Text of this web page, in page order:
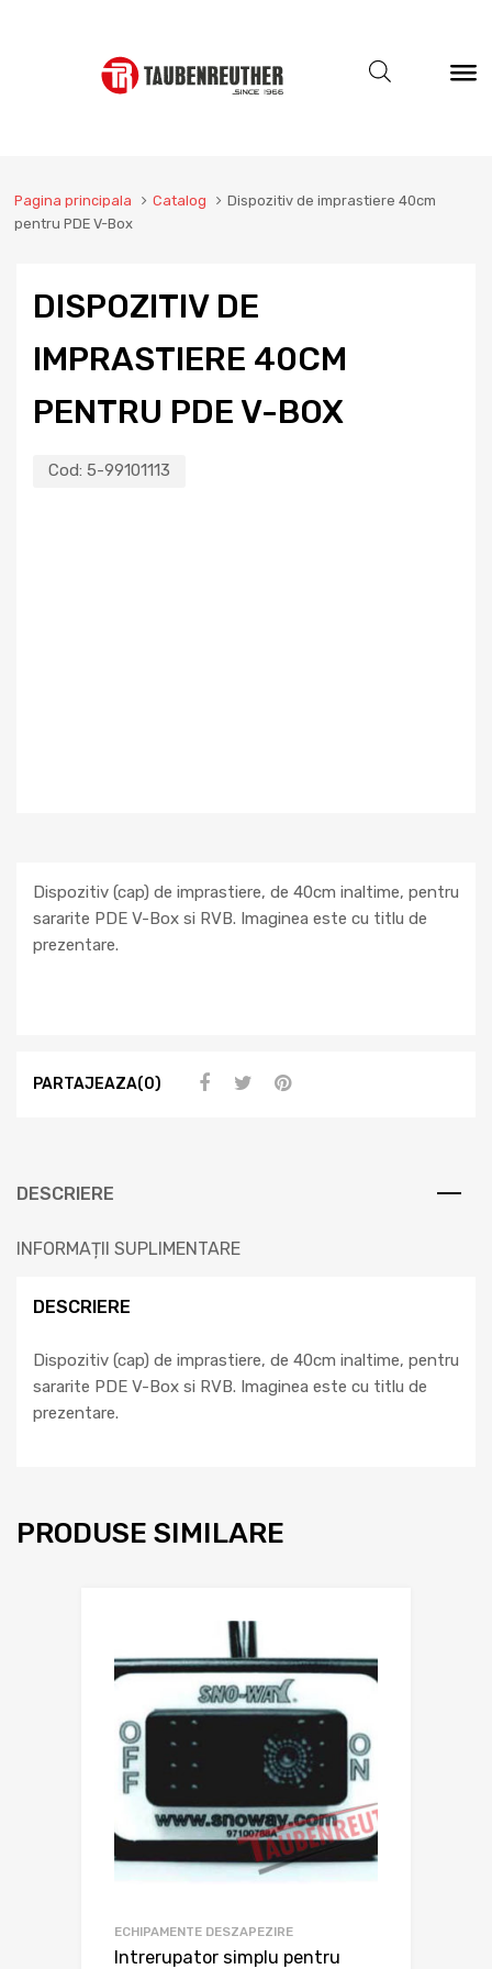
Pagina principala Catalog
Dispozitiv de imprastiere 40cm
pentru PDE V-Box
DISPOZITIV DE
IMPRASTIERE 40CM
PENTRU PDE V-BOX
Cod: 5-99101113
Dispozitiv (cap) de imprastiere, de 40cm inaltime, pentru
sararite PDE V-Box si RVB. Imaginea este cu titlu de
prezentare.
PARTAJEAZA(0)
DESCRIERE
INFORMAȚII SUPLIMENTARE
DESCRIERE
Dispozitiv (cap) de imprastiere, de 40cm inaltime, pentru
sararite PDE V-Box si RVB. Imaginea este cu titlu de
prezentare.
PRODUSE SIMILARE
ECHIPAMENTE DESZAPEZIRE
Intrerupator simplu pentru